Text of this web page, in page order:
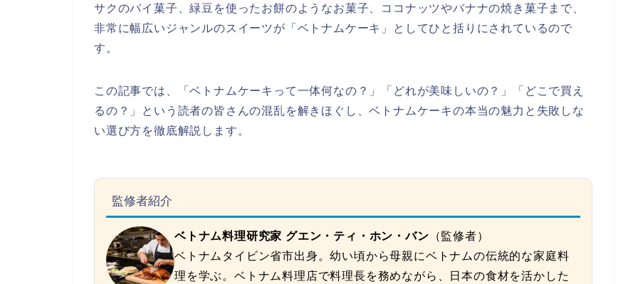
サクのパイ菓子、緑豆を使ったお餅のようなお菓子、ココナッツやバナナの焼き菓子まで、
非常に幅広いジャンルのスイーツが「ベトナムケーキ」としてひと括りにされているので
す。
この記事では、「ベトナムケーキって一体何なの？」「どれが美味しいの？」「どこで買え
るの？」という読者の皆さんの混乱を解きほぐし、ベトナムケーキの本当の魅力と失敗しな
い選び方を徹底解説します。
監修者紹介
ベトナム料理研究家 グエン・ティ・ホン・バン （監修者）
ベトナムタイビン省市出身。幼い頃から母親にベトナムの伝統的な家庭料
理を学ぶ。ベトナム料理店で料理長を務めながら、日本の食材を活かした